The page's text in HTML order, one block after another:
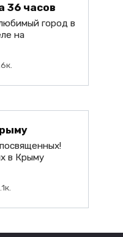
36 часов
город в
на
в Крыму